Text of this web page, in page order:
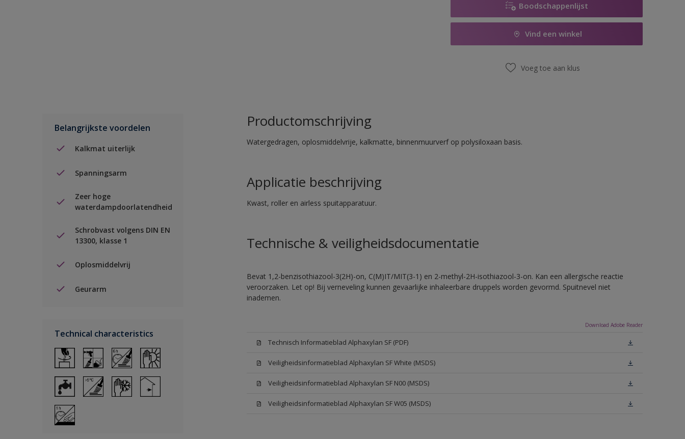
Boodschappenlijst
Vind een winkel
Voeg toe aan klus
Belangrijkste voordelen
Kalkmat uiterlijk
Spanningsarm
Zeer hoge
waterdampdoorlatendheid
Schrobvast volgens DIN EN
13300, klasse 1
Oplosmiddelvrij
Geurarm
Technical characteristics
Productomschrijving
Watergedragen, oplosmiddelvrije, kalkmatte, binnenmuurverf op polysiloxaan basis.
Applicatie beschrijving
Kwast, roller en airless spuitapparatuur.
Technische & veiligheidsdocumentatie
Bevat 1,2-benzisothiazool-3(2H)-on, C(M)IT/MIT(3-1) en 2-methyl-2H-isothiazool-3-on. Kan een allergische reactie
veroorzaken. Let op! Bij verneveling kunnen gevaarlijke inhaleerbare druppels worden gevormd. Spuitnevel niet
inademen.
Download Adobe Reader
Technisch Informatieblad Alphaxylan SF (PDF)
Veiligheidsinformatieblad Alphaxylan SF White (MSDS)
Veiligheidsinformatieblad Alphaxylan SF N00 (MSDS)
Veiligheidsinformatieblad Alphaxylan SF W05 (MSDS)